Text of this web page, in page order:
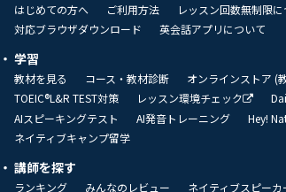
はじめての方へ ご利用方法 レッスン回数無制限
対応ブラウザダウンロード
英会話アプリについて
学習
教材を見る コース・教材診断 オンラインストア (
TOEIC®L&R TEST対策
レッスン環境チェック
AIスピーキングテスト
AI発音トレーニング Hey!
ネイティブキャンプ留学
講師を探す
ランキング みんなのレビュー ネイティブスピーカ